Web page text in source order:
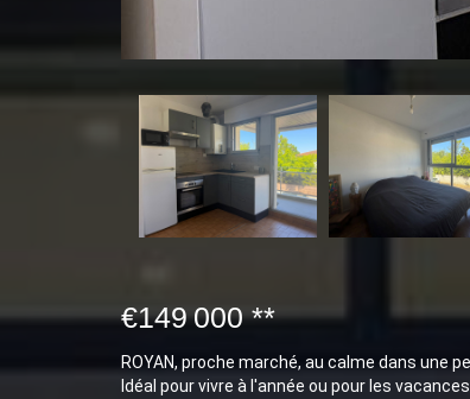
€149 000 **
ROYAN, proche marché, au calme dans une
Idéal pour vivre à l'année ou pour les vacances.